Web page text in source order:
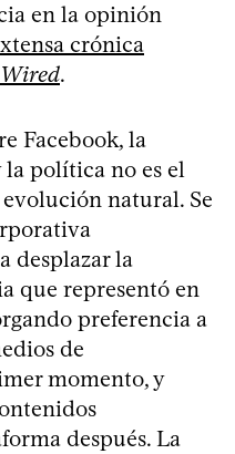
en la opinión
crónica
Wired.
Facebook, la
política no es el
natural. Se
desplazar la
que representó en
preferencia a
de
momento, y
después. La